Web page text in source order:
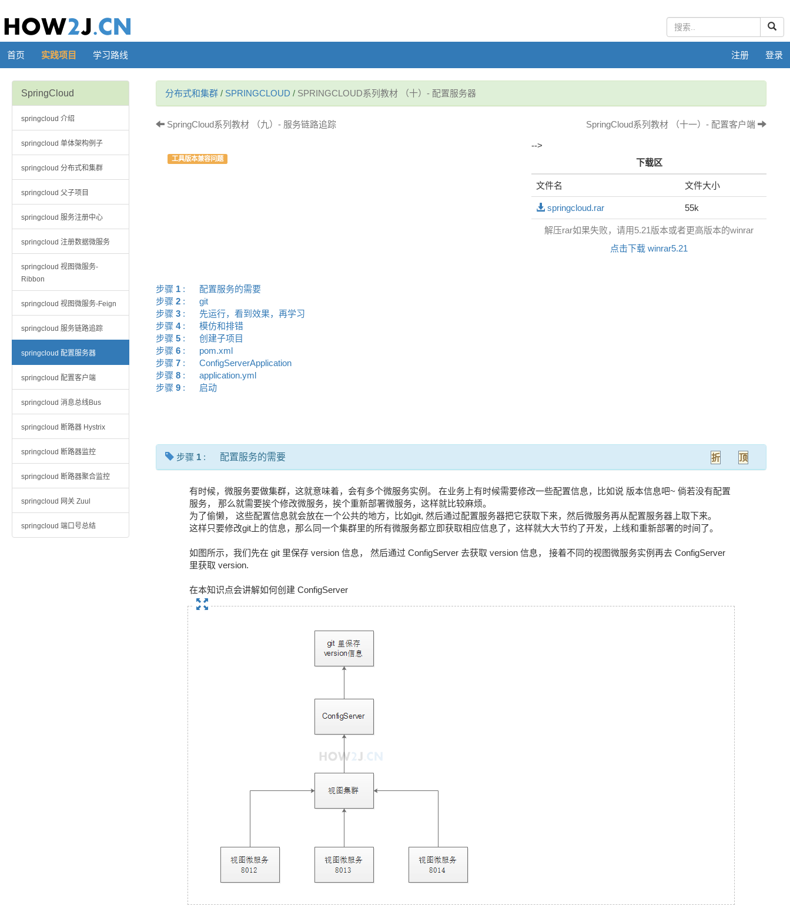
首页 实践项目 学习路线 注册 登录
SpringCloud
springcloud 介绍
springcloud 单体架构例子
springcloud 分布式和集群
springcloud 父子项目
springcloud 服务注册中心
springcloud 注册数据微服务
springcloud 视图微服务-
Ribbon
springcloud 视图微服务-Feign
springcloud 服务链路追踪
springcloud 配置服务器
springcloud 配置客户端
springcloud 消息总线Bus
springcloud 断路器 Hystrix
springcloud 断路器监控
springcloud 断路器聚合监控
springcloud 网关 Zuul
springcloud 端口号总结
分布式和集群 / SPRINGCLOUD / SPRINGCLOUD系列教材 （十）- 配置服务器
SpringCloud系列教材 （九）- 服务链路追踪 SpringCloud系列教材 （十一）- 配置客户端
-->
下载区
文件名 文件大小
springcloud.rar 55k
解压rar如果失败，请用5.21版本或者更高版本的winrar
点击下载 winrar5.21
工具版本兼容问题
步骤 1 :
配置服务的需要
步骤 2 :
git
步骤 3 :
先运行，看到效果，再学习
步骤 4:
模仿和排错
步骤 5 :
创建子项目
步骤 6 :
pom.xml
步骤 7 :
ConfigServerApplication
步骤 8 :
application.yml
步骤 9 : 启动
步骤 1 : 配置服务的需要 顶
折
有时候，微服务要做集群，这就意味着，会有多个微服务实例。 在业务上有时候需要修改一些配置信息，比如说 版本信息吧~ 倘若没有配置
服务， 那么就需要挨个修改微服务，挨个重新部署微服务，这样就比较麻烦。
为了偷懒， 这些配置信息就会放在一个公共的地方，比如git, 然后通过配置服务器把它获取下来，然后微服务再从配置服务器上取下来。
这样只要修改git上的信息，那么同一个集群里的所有微服务都立即获取相应信息了，这样就大大节约了开发，上线和重新部署的时间了。
如图所示，我们先在 git 里保存 version 信息， 然后通过 ConfigServer 去获取 version 信息， 接着不同的视图微服务实例再去 ConfigServer
里获取 version.
在本知识点会讲解如何创建 ConfigServer